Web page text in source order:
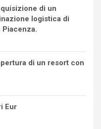
di un
logistica di
di un resort con
Eur